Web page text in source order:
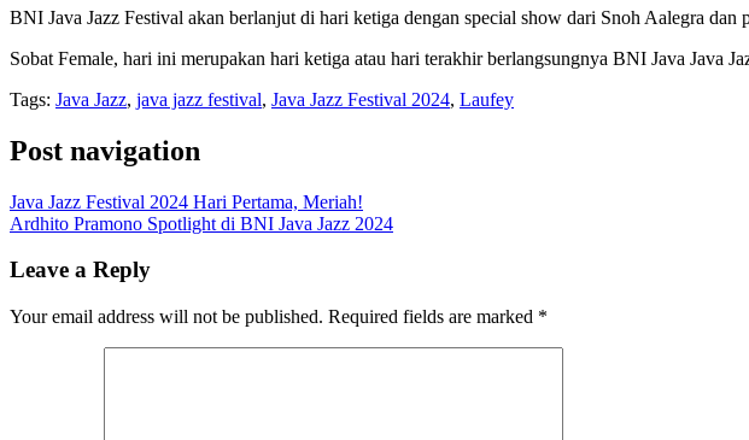
BNI Java Jazz Festival akan berlanjut di hari ketiga dengan special show dari Snoh Aalegra
Sobat Female, hari ini merupakan hari ketiga atau hari terakhir berlangsungnya BNI Java Java
Tags: Java Jazz, java jazz festival, Java Jazz Festival 2024, Laufey
Post navigation
Java Jazz Festival 2024 Hari Pertama, Meriah!
Ardhito Pramono Spotlight di BNI Java Jazz 2024
Leave a Reply
Your email address will not be published. Required fields are marked *